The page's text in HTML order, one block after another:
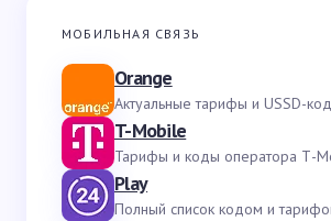
МОБИЛЬНАЯ СВЯЗЬ
Orange
Актуальные тарифы и USSD-
T-Mobile
Тарифы и коды оператора Т-
Play
Полный список кодом и